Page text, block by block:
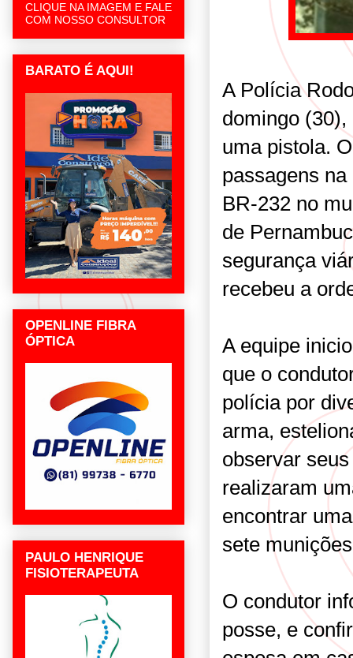
A Polícia
domingo
uma pistola.
passagens
BR-232 no
de
segurança
recebeu a
A equipe
que o
polícia por
arma,
observar
realizaram
encontrar
sete
O condutor
posse, e
CLIQUE NA IMAGEM E FALE
COM NOSSO CONSULTOR
BARATO É AQUI!
OPENLINE FIBRA
ÓPTICA
PAULO HENRIQUE
FISIOTERAPEUTA